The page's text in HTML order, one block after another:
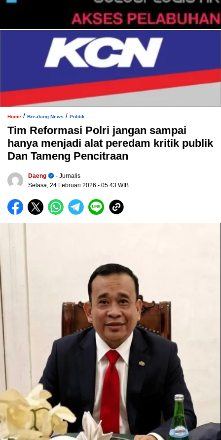
Home / Breaking News / Politik
Tim Reformasi Polri jangan sampai
hanya menjadi alat peredam kritik publik
Dan Tameng Pencitraan
Daeng
- Jurnalis
Selasa, 24 Februari 2026 - 05:43 WIB